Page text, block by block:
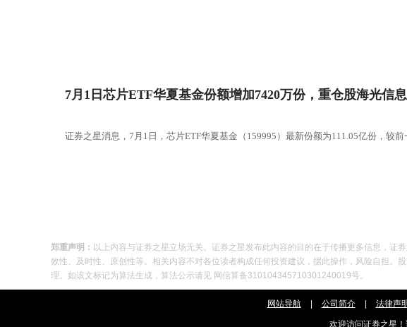
7月1日芯片ETF华夏基金份额增加7420万份，重仓股海光信
证券之星消息，7月1日，芯片ETF华夏基金（159995）最新份额为111.05亿份，较前
郑重声明： 以上内容与证券之星立场无关。证券之星发布此内容的目的在于传播更多信息，
效性、及时性、原创性等。相关内容不对各位读者构成任何投资建议，据此操作，风险自担
理。如该文标记为算法生成，算法公示请见 网信算备310104345710301240019号。
网站导航 公司简介 法律声
欢迎访问证券之星